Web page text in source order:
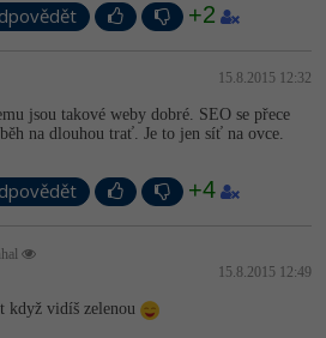
+2
15.8.2015 12:32
jsou takové weby dobré. SEO se přece
na dlouhou trať. Je to jen síť na ovce.
+4
15.8.2015 12:49
když vidíš zelenou